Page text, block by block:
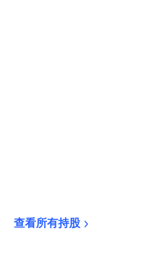
查看所有持股